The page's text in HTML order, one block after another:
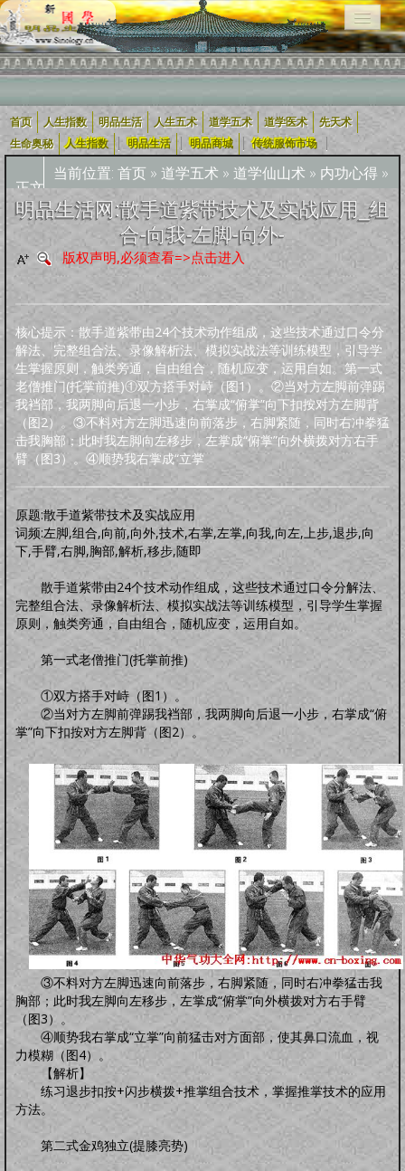
相关栏目导航：
用户入口导航
企业用户 道学五术 人生五术 社会科技 学术研究 宗教融合
道学经
典
四库全
书
苑
养生撷
粹
道家文
化
哲学宗
教
古典散
文
词
古典小
说
外国文
学
新约 旧
约
可兰经
约
学
佛教经
文
人生指数
人生指数 社会指数 职业指数 道德指数 基元指数 康寿指数
先天指数
上古咒语
明品生活
调养保健 鸡汤杂谈 风水家居 中正汉服 文化活动 海宇天堂
五力三要
虚拟人生
虚拟父母
人生五术
技能职场 婚恋家庭 人际社交 思维道德
道学五术
道学卜算术 道学命理术 道学仙山术 道学相术
道学医术
中药常识 中药方剂 药膳食谱 偏方秘方 药酒秘方 经络穴位
道医药浴
道医药茶
人间万象
综合动态 书画播报 文化活动
往事旧闻
动态公告
婴童架构
新生婴儿 零壹岁婴儿 一三岁婴幼 三六岁幼儿 胎教常识
胎教音乐
心理行为
亲子游戏 安全教育 婴儿食谱 妈妈食谱
生命奥秘
生命探索 数理研究 医学技术 世界科研
先天根基
怀孕前 怀孕期 分娩期 产后期
婴幼卫保
健康教育 家居卫生 保健常识 卫生清洁 婴幼健康 护理卫生
日常除菌
日常消毒
首页 人生指数 明品生活 人生五术 道学五术 道学医术
先天术
生命奥秘
人生指数 | 明品生活 | 明品商城 | 传统服饰市场 |
当前位置: 首页 » 道学五术 » 道学仙山术 » 内功心得 »
正文
明品生活网:散手道紫带技术及实战应用_组
合-向我-左脚-向外-
版权声明,必须查看=>点击进入
核心提示：散手道紫带由24个技术动作组成，这些技术通过口令分
解法、完整组合法、录像解析法、模拟实战法等训练模型，引导学
生掌握原则，触类旁通，自由组合，随机应变，运用自如。第一式
老僧推门(托掌前推)①双方搭手对峙（图1）。②当对方左脚前弹踢
我裆部，我两脚向后退一小步，右掌成“俯掌”向下扣按对方左脚背
（图2）。③不料对方左脚迅速向前落步，右脚紧随，同时右冲拳猛
击我胸部；此时我左脚向左移步，左掌成“俯掌”向外横拨对方右手
臂（图3）。④顺势我右掌成“立掌
原题:散手道紫带技术及实战应用
词频:左脚,组合,向前,向外,技术,右掌,左掌,向我,向左,上步,退步,向
下,手臂,右脚,胸部,解析,移步,随即
散手道紫带由24个技术动作组成，这些技术通过口令分解法、
完整组合法、录像解析法、模拟实战法等训练模型，引导学生掌握
原则，触类旁通，自由组合，随机应变，运用自如。
第一式老僧推门(托掌前推)
①双方搭手对峙（图1）。
②当对方左脚前弹踢我裆部，我两脚向后退一小步，右掌成“俯
掌”向下扣按对方左脚背（图2）。
③不料对方左脚迅速向前落步，右脚紧随，同时右冲拳猛击我
胸部；此时我左脚向左移步，左掌成“俯掌”向外横拨对方右手臂
（图3）。
④顺势我右掌成“立掌”向前猛击对方面部，使其鼻口流血，视
力模糊（图4）。
【解析】
练习退步扣按+闪步横拨+推掌组合技术，掌握推掌技术的应用
方法。
第二式金鸡独立(提膝亮势)